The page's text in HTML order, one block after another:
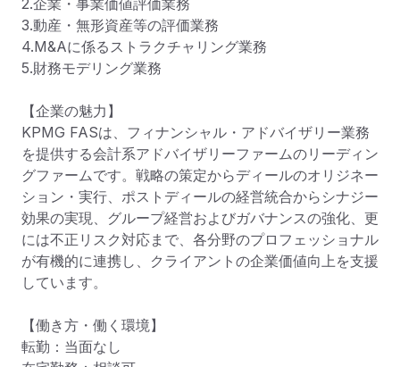
2.企業・事業価値評価業務
3.動産・無形資産等の評価業務
4.M&Aに係るストラクチャリング業務
5.財務モデリング業務
【企業の魅力】
KPMG FASは、フィナンシャル・アドバイザリー業務
を提供する会計系アドバイザリーファームのリーディン
グファームです。戦略の策定からディールのオリジネー
ション・実行、ポストディールの経営統合からシナジー
効果の実現、グループ経営およびガバナンスの強化、更
には不正リスク対応まで、各分野のプロフェッショナル
が有機的に連携し、クライアントの企業価値向上を支援
しています。
【働き方・働く環境】
転勤：当面なし